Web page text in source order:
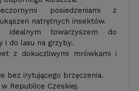
posiedzeniami z
natrętnych insektów.
idealnym towarzyszem do
i do lasu na grzyby.
z dokuczliwymi mrówkami i
bez irytującego brzęczenia.
Republice Czeskiej.